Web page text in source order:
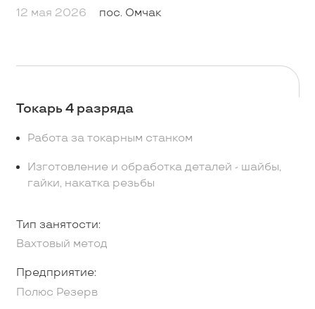
12 мая 2026 пос. Омчак
Токарь 4 разряда
Работа за токарным станком
Изготовление и обработка деталей - шайбы,
гайки, накатка резьбы
Тип занятости:
Вахтовый метод
Предприятие:
Полюс Резерв